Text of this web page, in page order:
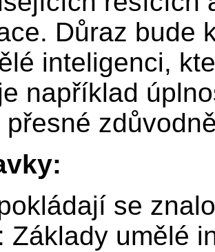
Důraz bude
inteligenci,
například
přesné
se
Základy umělé